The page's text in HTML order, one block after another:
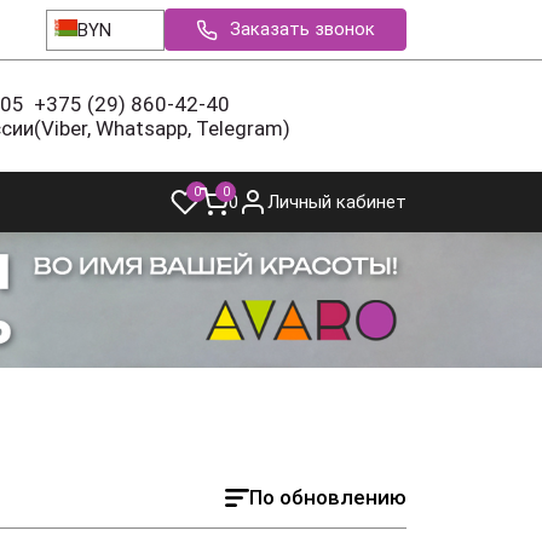
BYN Заказать звонок
+375 (29) 860-42-40
(Viber, Whatsapp, Telegram)
0 00 Личный кабинет
По обновлению